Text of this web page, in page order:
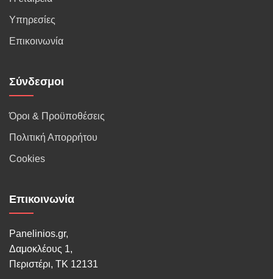
Υπηρεσίες
Επικοινωνία
Σύνδεσμοι
Όροι & Προϋποθέσεις
Πολιτική Απορρήτου
Cookies
Επικοινωνία
Panelinios.gr,
Δαμοκλέους 1,
Περιστέρι, ΤΚ 12131